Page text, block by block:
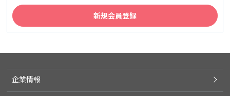
企業情報